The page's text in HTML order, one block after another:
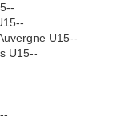
U15--
U15--